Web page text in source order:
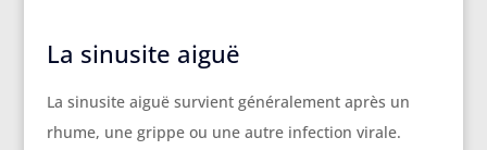
La sinusite aiguë
La sinusite aiguë survient généralement après un
rhume, une grippe ou une autre infection virale.